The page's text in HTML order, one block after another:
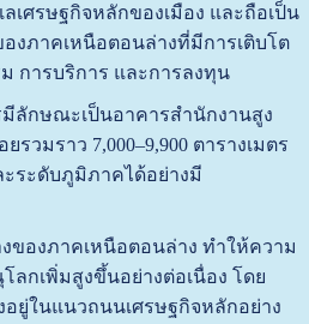
เศรษฐกิจหลักของเมือง และถือเป็น
งภาคเหนือตอนล่างที่มีการเติบโต
การบริการ และการลงทุน
ลักษณะเป็นอาคารสำนักงานสูง
วมราว 7,000–9,900 ตารางเมตร
ระดับภูมิภาคได้อย่างมี
ของภาคเหนือตอนล่าง ทำให้ความ
กเพิ่มสูงขึ้นอย่างต่อเนื่อง โดย
ยู่ในแนวถนนเศรษฐกิจหลักอย่าง